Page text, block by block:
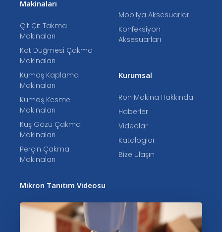
Makinaları
Çıt Çıt Takma
Makinaları
Kot Düğmesi Çakma
Makinaları
Kumaş Kaplama
Makinaları
Kumaş Kesme
Makinaları
Kuş Gözü Çakma
Makinaları
Perçin Çakma
Makinaları
Mobilya Aksesuarları
Konfeksiyon
Aksesuarları
Kurumsal
Ron Makina Hakkında
Haberler
Videolar
Kataloglar
Bize Ulaşın
Mikron Tanıtım Videosu